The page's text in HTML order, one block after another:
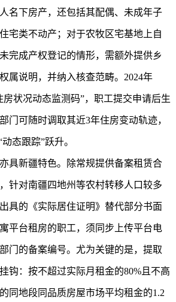
名下房产，还包括其配偶、未成年子
宅类不动产；对于农牧区宅基地上自
完成产权登记的情形，需额外提供乡
属说明，并纳入核查范畴。2024年
房状况动态监测码”，职工提交申请后生
门可随时调取其近3年住房变动轨迹，
态跟踪”跃升。
具新疆特色。除常规提供备案租赁合
针对南疆四地州等农村转移人口较多
具的《实际居住证明》替代部分书面
平台租房的职工，须同步上传平台电
门的备案编号。尤为关键的是，提取
钩：按不超过实际月租金的80%且不高
同地段同品质房屋市场平均租金的1.2